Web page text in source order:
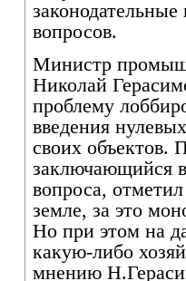
вопросов.
Министр
Николай
проблему
введения
своих объектов.
заключающийся
вопроса,
земле, за это
Но при этом на
какую-либо
мнению